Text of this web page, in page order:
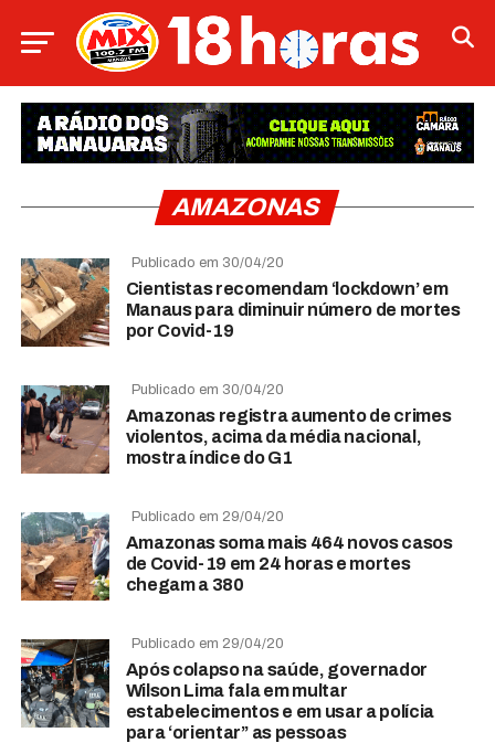
AMAZONAS
Publicado em 30/04/20
Cientistas recomendam ‘lockdown’ em
Manaus para diminuir número de mortes
por Covid-19
Publicado em 30/04/20
Amazonas registra aumento de crimes
violentos, acima da média nacional,
mostra índice do G1
Publicado em 29/04/20
Amazonas soma mais 464 novos casos
de Covid-19 em 24 horas e mortes
chegam a 380
Publicado em 29/04/20
Após colapso na saúde, governador
Wilson Lima fala em multar
estabelecimentos e em usar a polícia
para ‘orientar” as pessoas